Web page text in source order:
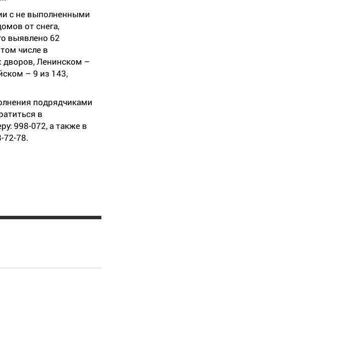
с не выполненными
от снега,
выявлено 62
числе в
дворов, Ленинском –
– 9 из 143,
подрядчиками
в
998-072, а также в
72-78.